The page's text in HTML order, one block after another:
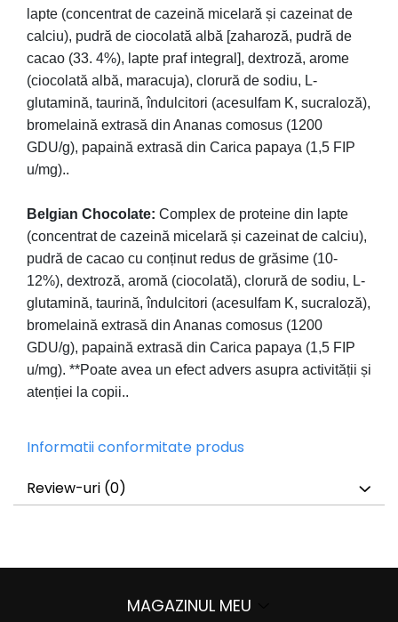
lapte (concentrat de cazeină micelară și cazeinat de
calciu), pudră de ciocolată albă [zaharoză, pudră de
cacao (33. 4%), lapte praf integral], dextroză, arome
(ciocolată albă, maracuja), clorură de sodiu, L-
glutamină, taurină, îndulcitori (acesulfam K, sucraloză),
bromelaină extrasă din Ananas comosus (1200
GDU/g), papaină extrasă din Carica papaya (1,5 FIP
u/mg)..
Belgian Chocolate: Complex de proteine din lapte
(concentrat de cazeină micelară și cazeinat de calciu),
pudră de cacao cu conținut redus de grăsime (10-
12%), dextroză, aromă (ciocolată), clorură de sodiu, L-
glutamină, taurină, îndulcitori (acesulfam K, sucraloză),
bromelaină extrasă din Ananas comosus (1200
GDU/g), papaină extrasă din Carica papaya (1,5 FIP
u/mg). **Poate avea un efect advers asupra activității și
atenției la copii..
Informatii conformitate produs
Review-uri (0)
MAGAZINUL MEU